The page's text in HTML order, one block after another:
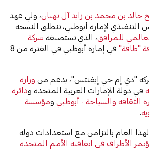
بن محمد بن زايد آل نهيان، ولي عهد
لإمارة أبوظبي، تنطلق النسخة
للمرافق، الذي تستضيفهشركة
"طاقة"
في إمارة أبوظبي في الفترة من 8
"دي إم جي إيفنتس"، بدعم منوزارة
في دولة الإمارات العربية المتحدة ودائرة
الثقافة والسياحة - أبوظبي ومؤسسة
.
العام بالتزامن مع استعدادات دولة
الأطراف في اتفاقية الأمم المتحدة